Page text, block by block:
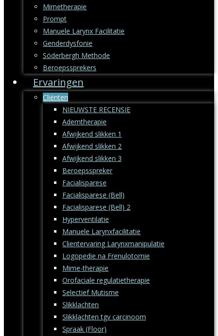
Mimetherapie
Prompt
Manuele Larynx Facilitatie
Genderdysfonie
Söderbergh Methode
Beroepssprekers
Ervaringen
Cliënten
NIEUWSTE RECENSIE
Ademtherapie
Afwijkend slikken 1
Afwijkend slikken 2
Afwijkend slikken 3
Beroepsspreker
Facialisparese
Facialisparese (Bell)
Facialisparese (Bell) 2
Hyperventilatie
Manuele Larynxfacilitatie
Clientervaring Larynxmanipulatie
Logopedie na Frenulotomie
Mime-therapie
Orofaciale regulatietherapie
Selectief Mutisme
Slikklachten
Slikklachten tgv carcinoom
Spraak (Floor)